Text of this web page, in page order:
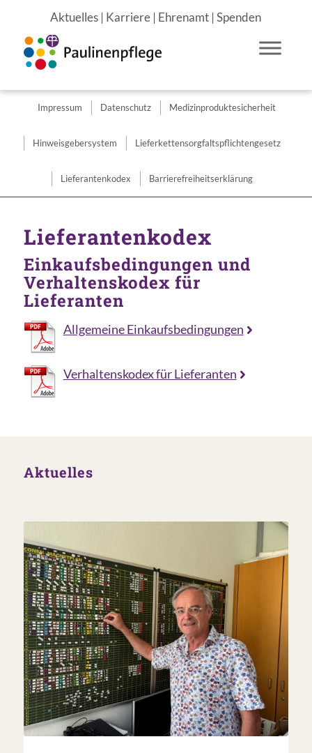
Aktuelles | Karriere | Ehrenamt |Spenden
Du bist hier: Startseite / Lieferantenkodex
Impressum Datenschutz Medizin­produkte­sicherheit
Hinweisgebersystem Lieferkettensorgfaltspflichtengesetz
Lieferantenkodex Barrierefreiheitserklärung
Lieferantenkodex
Einkaufsbedingungen und
Verhaltenskodex für
Lieferanten
Allgemeine Einkaufsbedingungen
Verhaltenskodex für Lieferanten
Aktuelles